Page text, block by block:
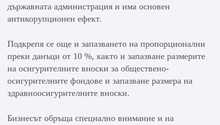
държавната администрация и има основен
антикорупционен ефект.
Подкрепя се още и запазването на пропорционални
преки данъци от 10 %, както и запазване размерите
на осигурителните вноски за обществено-
осигурителните фондове и запазване размера на
здравноосигурителните вноски.
Бизнесът обръща специално внимание и на